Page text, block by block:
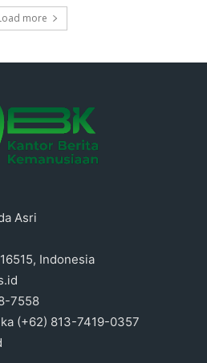
more
Asri
Indonesia
7558
(+62) 813-7419-0357